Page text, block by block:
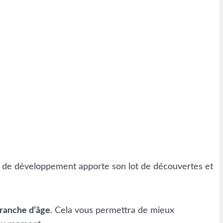
de développement apporte son lot de découvertes et
d’âge. Cela vous permettra de mieux